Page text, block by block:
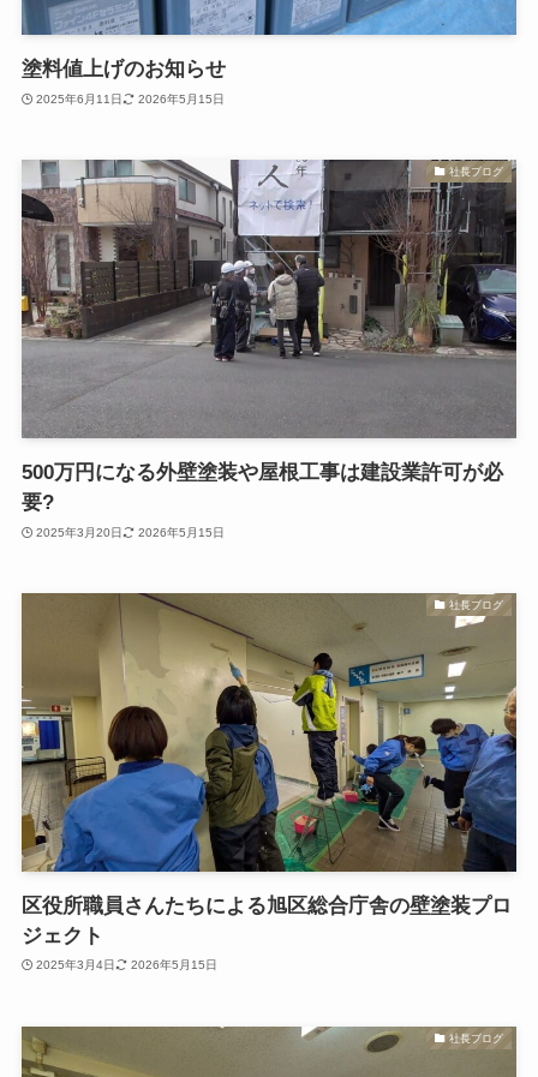
塗料値上げのお知らせ
2025年6月11日 2026年5月15日
社長ブログ
500万円になる外壁塗装や屋根工事は建設業許可が必
要?
2025年3月20日 2026年5月15日
社長ブログ
区役所職員さんたちによる旭区総合庁舎の壁塗装プロ
ジェクト
2025年3月4日 2026年5月15日
社長ブログ